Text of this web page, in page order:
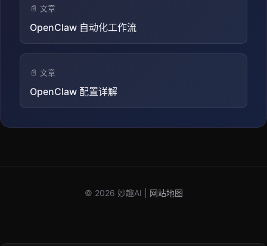
📄 文章
OpenClaw 自动化工作流
📄 文章
OpenClaw 配置详解
© 2026 妙趣AI | 网站地图